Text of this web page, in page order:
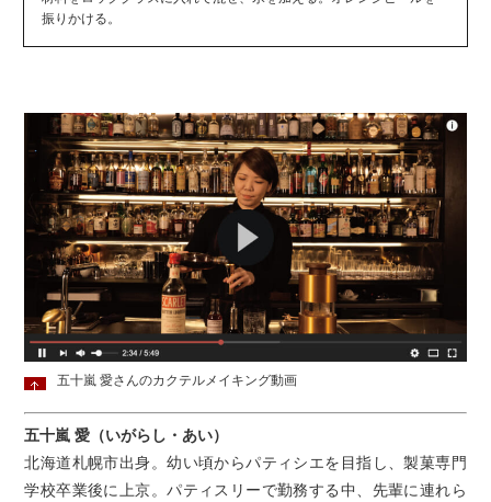
振りかける。
五十嵐 愛さんのカクテルメイキング動画
五十嵐 愛（いがらし・あい）
北海道札幌市出身。幼い頃からパティシエを目指し、製菓専門
学校卒業後に上京。パティスリーで勤務する中、先輩に連れら